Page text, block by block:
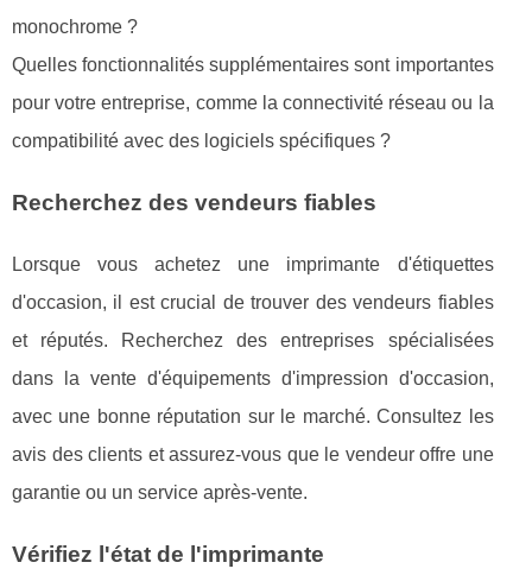
monochrome ?
Quelles fonctionnalités supplémentaires sont importantes
pour votre entreprise, comme la connectivité réseau ou la
compatibilité avec des logiciels spécifiques ?
Recherchez des vendeurs fiables
Lorsque vous achetez une imprimante d'étiquettes
d'occasion, il est crucial de trouver des vendeurs fiables
et réputés. Recherchez des entreprises spécialisées
dans la vente d'équipements d'impression d'occasion,
avec une bonne réputation sur le marché. Consultez les
avis des clients et assurez-vous que le vendeur offre une
garantie ou un service après-vente.
Vérifiez l'état de l'imprimante